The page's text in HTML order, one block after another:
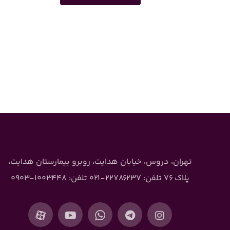
تهران، دروس، خیابان هدایت، روبرو بیمارستان هدایت،
پلاک ۷۶ تلفن: ۲۲۷۸۶۲۳۷-۰۲۱ تلفن: ۱۰۰۳۴۴۸-۰۹۰۳